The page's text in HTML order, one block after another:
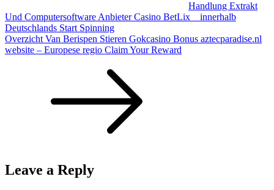
Handlung Extrakt
Und Computersoftware Anbieter Casino BetLix _ innerhalb
Deutschlands Start Spinning
Overzicht Van Berispen Stieren Gokcasino Bonus aztecparadise.nl
website – Europese regio Claim Your Reward
Leave a Reply